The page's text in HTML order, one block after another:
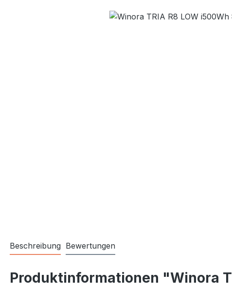
Beschreibung Bewertungen
Produktinformationen "Winora